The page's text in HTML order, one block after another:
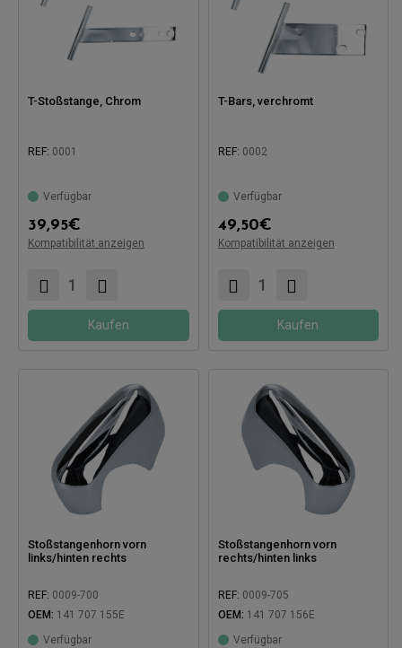
T-Stoßstange, Chrom
REF: 0001
Verfügbar
39,95€
Kompatibilität anzeigen
Kaufen
T-Bars, verchromt
REF: 0002
Verfügbar
49,50€
Kompatibilität anzeigen
Kaufen
Stoßstangenhorn vorn
links/hinten rechts
REF: 0009-700
OEM: 141 707 155E
Verfügbar
Stoßstangenhorn vorn
rechts/hinten links
REF: 0009-705
OEM: 141 707 156E
Verfügbar